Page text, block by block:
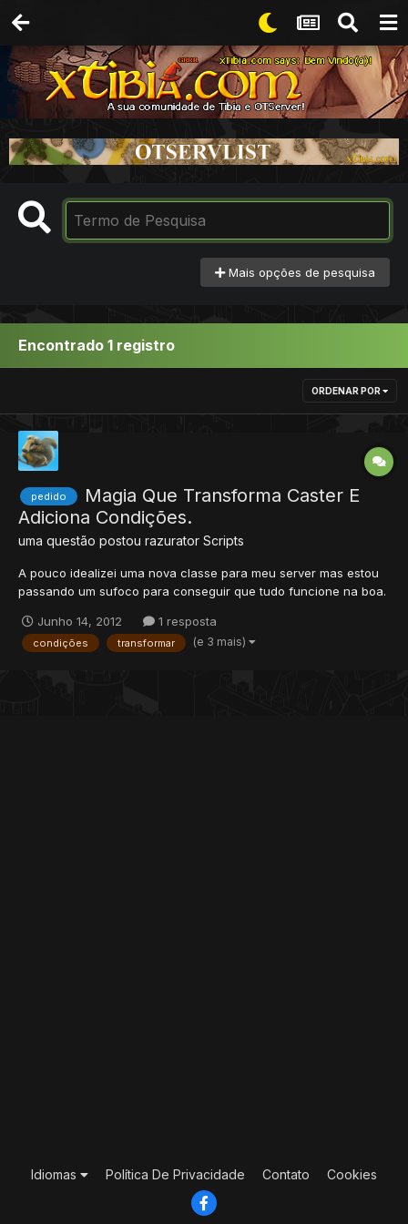
Mais opções de pesquisa
Encontrado 1 registro
ORDENAR POR
pedido
Magia Que Transforma Caster E
Adiciona Condições.
uma questão postou razurator Scripts
A pouco idealizei uma nova classe para meu server mas estou
passando um sufoco para conseguir que tudo funcione na boa.
elemental. Condições: Adicionar resistência ao elemento que o
jogador se transformou e vulnerabilidade ao...
Junho 14, 2012 1 resposta
condições transformar (e 3 mais)
Idiomas Política De Privacidade Contato Cookies